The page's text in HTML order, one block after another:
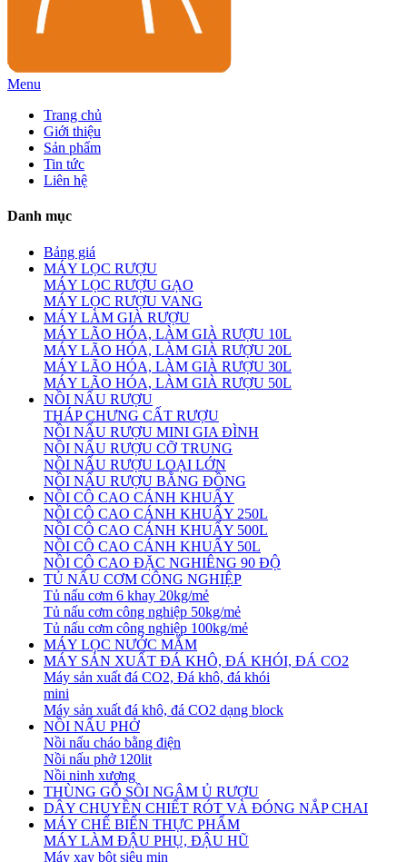
Menu
Trang chủ
Giới thiệu
Sản phẩm
Tin tức
Liên hệ
Danh mục
Bảng giá
MÁY LỌC RƯỢU
MÁY LỌC RƯỢU GẠO
MÁY LỌC RƯỢU VANG
MÁY LÀM GIÀ RƯỢU
MÁY LÃO HÓA, LÀM GIÀ RƯỢU 10L
MÁY LÃO HÓA, LÀM GIÀ RƯỢU 20L
MÁY LÃO HÓA, LÀM GIÀ RƯỢU 30L
MÁY LÃO HÓA, LÀM GIÀ RƯỢU 50L
NỒI NẤU RƯỢU
THÁP CHƯNG CẤT RƯỢU
NỒI NẤU RƯỢU MINI GIA ĐÌNH
NỒI NẤU RƯỢU CỠ TRUNG
NỒI NẤU RƯỢU LOẠI LỚN
NỒI NẤU RƯỢU BẰNG ĐỒNG
NỒI CÔ CAO CÁNH KHUẤY
NỒI CÔ CAO CÁNH KHUẤY 250L
NỒI CÔ CAO CÁNH KHUẤY 500L
NỒI CÔ CAO CÁNH KHUẤY 50L
NỒI CÔ CAO ĐẶC NGHIÊNG 90 ĐỘ
TỦ NẤU CƠM CÔNG NGHIỆP
Tủ nấu cơm 6 khay 20kg/mẻ
Tủ nấu cơm công nghiệp 50kg/mẻ
Tủ nấu cơm công nghiệp 100kg/mẻ
MÁY LỌC NƯỚC MẮM
MÁY SẢN XUẤT ĐÁ KHÔ, ĐÁ KHÓI, ĐÁ CO2
Máy sản xuất đá CO2, Đá khô, đá khói
mini
Máy sản xuất đá khô, đá CO2 dạng block
NỒI NẤU PHỞ
Nồi nấu cháo bằng điện
Nồi nấu phở 120lit
Nồi ninh xương
THÙNG GỖ SỒI NGÂM Ủ RƯỢU
DÂY CHUYỀN CHIẾT RÓT VÀ ĐÓNG NẮP CHAI
MÁY CHẾ BIẾN THỰC PHẨM
MÁY LÀM ĐẬU PHỤ, ĐẬU HŨ
Máy xay bột siêu mịn